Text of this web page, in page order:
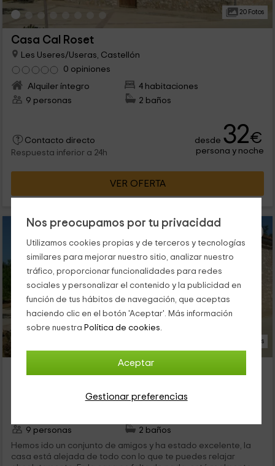
Nos preocupamos por tu privacidad
Utilizamos cookies propias y de terceros y tecnologías
similares para mejorar nuestro sitio, analizar nuestro
tráfico, proporcionar funcionalidades para redes
sociales y personalizar el contenido y la publicidad en
función de tus hábitos de navegación, que aceptas
haciendo clic en el botón 'Aceptar'. Más información
sobre nuestra Política de cookies.
Aceptar
Gestionar preferencias
20 Fotos
Casa Cal Roset
Les Useres/Useras, Castellón
0 opiniones
Alquiler íntegro
4 habitaciones
9 personas
2 baños
Contacto directo
Respuesta inferior a 24h
desde 32€
persona y noche
VER OFERTA
16 Fotos
0 opiniones
9 personas
2 baños
Hemos ido un conjunto de amigos y ha estado excelente, la
casa está alejada de todo con lo que te puedes relajar